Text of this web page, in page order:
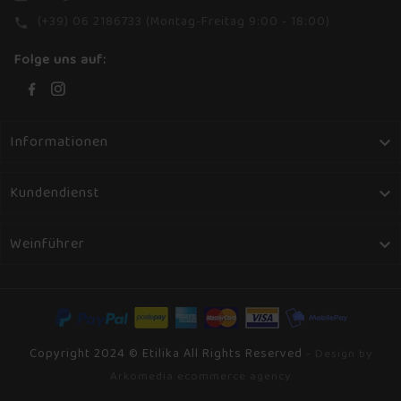
Folge uns auf:
Informationen 
Kundendienst 
Weinführer 
Copyright 2024 © Etilika All Rights Reserved